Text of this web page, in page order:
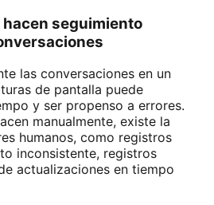
seguimiento
las conversaciones en un
de pantalla puede
y ser propenso a errores.
manualmente, existe la
humanos, como registros
inconsistente, registros
actualizaciones en tiempo